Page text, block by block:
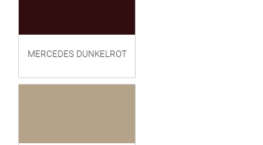
MERCEDES DUNKELROT